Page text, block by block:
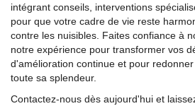
intégrant conseils, interventions
pour que votre cadre de vie reste
contre les nuisibles. Faites confiance à
notre expérience pour transformer vos
d'amélioration continue et pour
toute sa splendeur.
Contactez-nous dès aujourd'hui et